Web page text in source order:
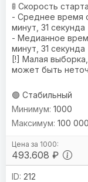
🚦 Скорость
- Среднее время
минут, 31 секунда
- Медианное
минут, 31 секунда
[!] Малая
может быть
🟢 Стабильный
493.608 ₽
1000
100 000
212